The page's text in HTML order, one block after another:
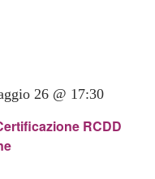
RCDD
26 @ 17:30